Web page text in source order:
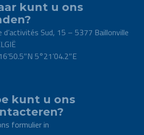
kunt u ons
d’activités Sud, 15 – 5377 Baillonville
5°21’04.2″E
kunt u ons
formulier in